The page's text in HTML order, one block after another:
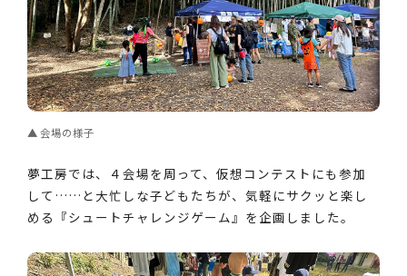
会場の様子
夢工房では、４会場を周って、仮想コンテストにも参加
して……と大忙しな子どもたちが、気軽にサクッと楽し
める『シュートチャレンジゲーム』を企画しました。